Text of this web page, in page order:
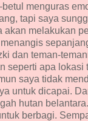
menguras
tapi saya
akan melakukan
dan teman-
seperti apa lokasi
saya tidak
untuk dicapai.
hutan
berbagi.